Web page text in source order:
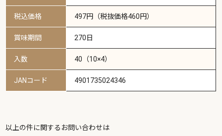
税込価格 497円（税抜価格460円）
賞味期間 270日
入数 40（10×4）
JANコード 4901735024346
以上の件に関するお問い合わせは